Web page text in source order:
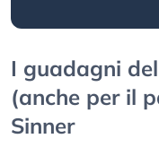
I guadagni
(anche per il
Sinner